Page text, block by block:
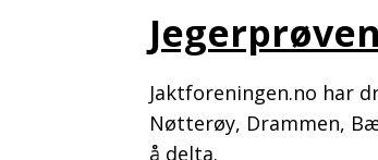
Jaktforeningen.no har
Nøtterøy, Drammen,
å delta.